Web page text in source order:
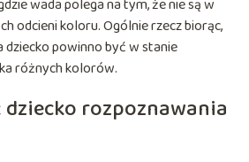
wada polega na tym, że nie są w
odcieni koloru. Ogólnie rzecz biorąc,
powinno być w stanie
różnych kolorów.
dziecko rozpoznawania